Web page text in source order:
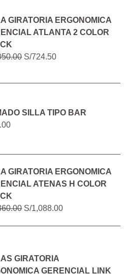
GIRATORIA ERGONOMICA
ATLANTA 2 COLOR
S/724.50
SILLA TIPO BAR
GIRATORIA ERGONOMICA
ATENAS H COLOR
S/1,088.00
GIRATORIA
GERENCIAL LINK